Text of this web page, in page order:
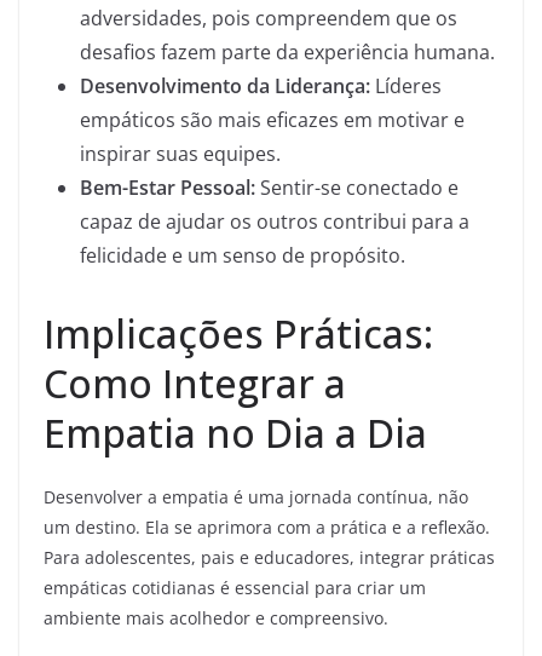
adversidades, pois compreendem que os
desafios fazem parte da experiência humana.
Desenvolvimento da Liderança: Líderes
empáticos são mais eficazes em motivar e
inspirar suas equipes.
Bem-Estar Pessoal:Sentir-se conectado e
capaz de ajudar os outros contribui para a
felicidade e um senso de propósito.
Implicações Práticas:
Como Integrar a
Empatia no Dia a Dia
Desenvolver a empatia é uma jornada contínua, não
um destino. Ela se aprimora com a prática e a reflexão.
Para adolescentes, pais e educadores, integrar práticas
empáticas cotidianas é essencial para criar um
ambiente mais acolhedor e compreensivo.